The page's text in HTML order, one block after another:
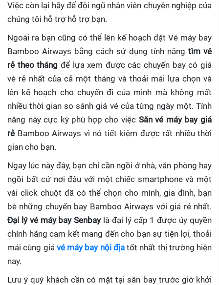
Việc còn lại hãy để đội ngũ nhân viên chuyên nghiệp của
chúng tôi hỗ trợ hỗ trợ bạn.
Ngoài ra bạn cũng có thể lên kế hoạch đặt Vé máy bay
Bamboo Airways bằng cách sử dụng tính năng tìm vé
rẻ theo tháng để lựa xem được các chuyến bay có giá
vé rẻ nhất của cả một tháng và thoải mái lựa chọn và
lên kế hoạch cho chuyến đi của mình mà không mất
nhiều thời gian so sánh giá vé của từng ngày một. Tính
năng này cực kỳ phù hợp cho việc Săn vé máy bay giá
rẻ Bamboo Airways vì nó tiết kiệm được rất nhiều thời
gian cho bạn.
Ngay lúc này đây, bạn chỉ cần ngồi ở nhà, văn phòng hay
ngồi bất cứ nơi đâu với một chiếc smartphone và một
vài click chuột đã có thể chọn cho mình, gia đình, bạn
bè những chuyến bay Bamboo Airways với giá rẻ nhất.
Đại lý vé máy bay Senbay là đại lý cấp 1 được ủy quyền
chính hãng cam kết mang đến cho bạn sự tiện lợi, thoải
mái cùng giá vé máy bay nội địa tốt nhất thị trường hiện
nay.
Lưu ý quý khách cần có mặt tại sân bay trước giờ khởi